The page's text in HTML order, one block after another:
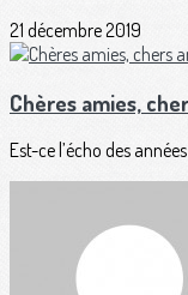
21 décembre 2019
Chères amies,
Est-ce l’écho des